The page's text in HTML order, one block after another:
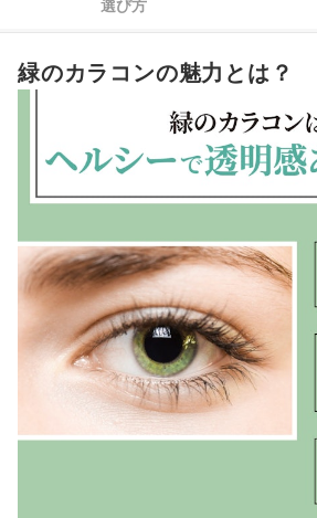
ボシュロム・ジャパン｜スターリー
El Dorado｜CHOUCHOU｜1day
エヌ・アイ・アイ｜アシストシュシ
アイセイ｜EYEGENIC by Ever Color
日本アルコン｜フレッシュルック｜ワ
Grand Prix｜トロンプルイユ
粧美堂｜PienAge mimigemme｜ワン
フリュー｜LuMia｜2week
intervia｜パーフェクトシリーズ ワン
4 休日のみ使うならワンデータイプがお
5 安全性を考えてカラコンを選ぼう
緑のカラコン全27商品おすすめ人気ランキング
緑のカラコンが似合うメイクは？
緑のカラコンの売れ筋ランキングもチェック！
選び方
緑のカラコンの魅力とは？